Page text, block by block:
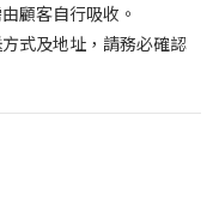
顧客自行吸收。
式及地址，請務必確認